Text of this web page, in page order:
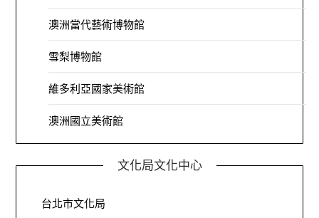
澳洲當代藝術博物館
雪梨博物館
維多利亞國家美術館
澳洲國立美術館
文化局文化中心
台北市文化局